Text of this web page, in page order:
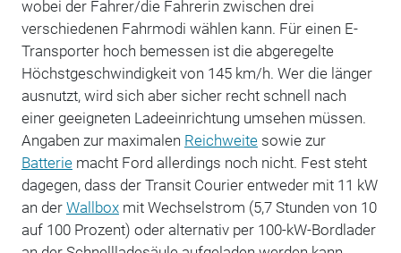
wobei der Fahrer/die Fahrerin zwischen drei
verschiedenen Fahrmodi wählen kann. Für einen E-
Transporter hoch bemessen ist die abgeregelte
Höchstgeschwindigkeit von 145 km/h. Wer die länger
ausnutzt, wird sich aber sicher recht schnell nach
einer geeigneten Ladeeinrichtung umsehen müssen.
Angaben zur maximalen Reichweitesowie zur
Batteriemacht Ford allerdings noch nicht. Fest steht
dagegen, dass der Transit Courier entweder mit 11 kW
an der Wallboxmit Wechselstrom (5,7 Stunden von 10
auf 100 Prozent) oder alternativ per 100-kW-Bordlader